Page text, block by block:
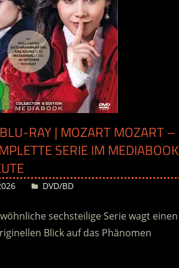
RAY | MOZART MOZART –
SERIE IM MEDIABOOK
Desiree
DVD/BD
sechsteilige Serie wagt einen
Blick auf das Phänomen